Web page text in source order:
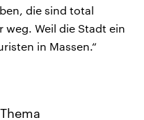
die sind total
Weil die Stadt ein
in Massen.“